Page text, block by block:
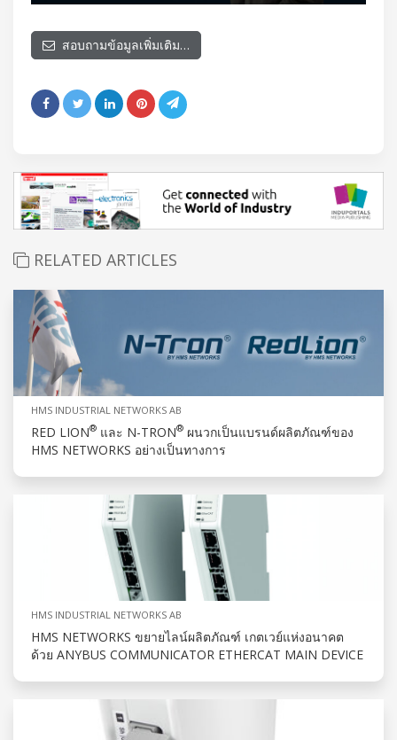
สอบถามข้อมูลเพิ่มเติม…
RELATED ARTICLES
HMS INDUSTRIAL NETWORKS AB
RED LION® และ N-TRON® ผนวกเป็นแบรนด์ผลิตภัณฑ์ของ
HMS NETWORKS อย่างเป็นทางการ
HMS INDUSTRIAL NETWORKS AB
HMS NETWORKS ขยายไลน์ผลิตภัณฑ์ เกตเวย์แห่งอนาคต
ด้วย ANYBUS COMMUNICATOR ETHERCAT MAIN DEVICE